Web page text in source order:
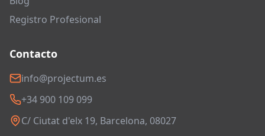
Registro Profesional
Contacto
info@projectum.es
+34 900 109 099
C/ Ciutat d'elx 19, Barcelona, 08027